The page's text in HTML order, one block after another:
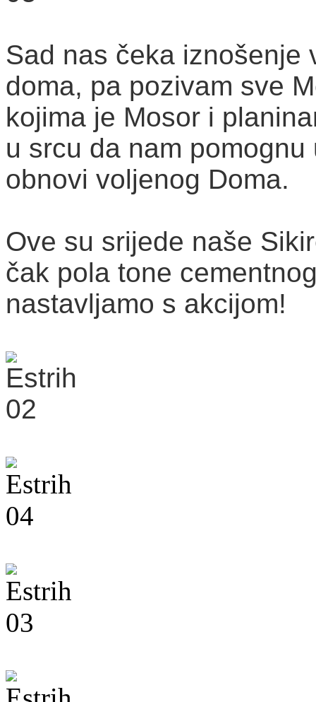
Sad nas čeka iznošenje
doma, pa pozivam sve
kojima je Mosor i
u srcu da nam
obnovi voljenog Doma.
Ove su srijede naše
čak pola tone
nastavljamo s akcijom!